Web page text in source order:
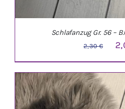
Schlafanzug Gr. 56 –
2,30€
2,30